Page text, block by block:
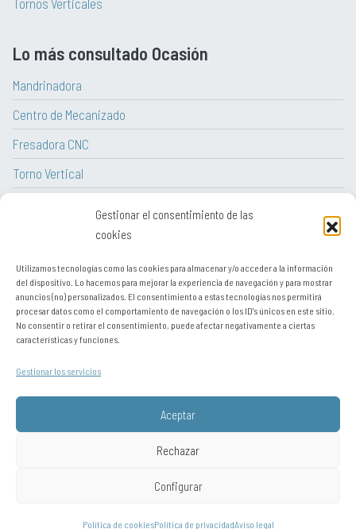
Gestionar el consentimiento de las
cookies
Utilizamos tecnologías como las cookies para almacenar y/o acceder a la información
del dispositivo. Lo hacemos para mejorar la experiencia de navegación y para mostrar
anuncios (no) personalizados. El consentimiento a estas tecnologías nos permitirá
procesar datos como el comportamiento de navegación o los ID's únicos en este sitio.
No consentir o retirar el consentimiento, puede afectar negativamente a ciertas
características y funciones.
Gestionar los servicios
Aceptar
Rechazar
Configurar
Política de cookiesPolítica de privacidadAviso legal
Tornos Verticales
Lo más consultado Ocasión
Mandrinadora
Centro de Mecanizado
Fresadora CNC
Torno Vertical
Tornos paralelos convencionales
Aviso legal
Política de cookies
Está visitando desde: United States. Puede visitar el sitio como si se
resto del mundo ,Autodetectar